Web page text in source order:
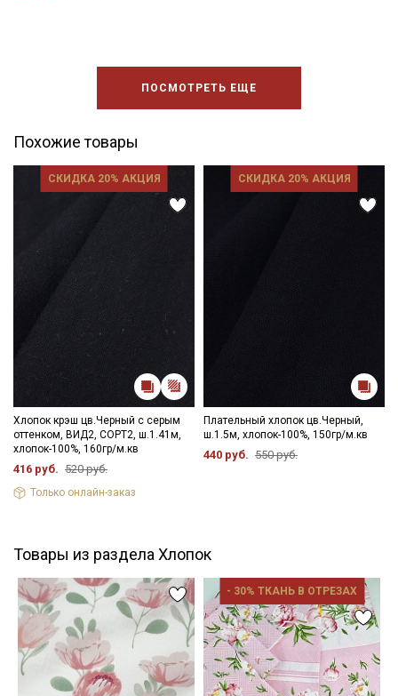
ПОСМОТРЕТЬ ЕЩЕ
Похожие товары
СКИДКА 20% АКЦИЯ
Хлопок крэш цв.Черный с серым
оттенком, ВИД2, СОРТ2, ш.1.41м,
хлопок-100%, 160гр/м.кв
416 руб. 520 руб.
Только онлайн-заказ
СКИДКА 20% АКЦИЯ
Плательный хлопок цв.Черный,
ш.1.5м, хлопок-100%, 150гр/м.кв
440 руб. 550 руб.
Товары из раздела Хлопок
- 30% ТКАНЬ В ОТРЕЗАХ